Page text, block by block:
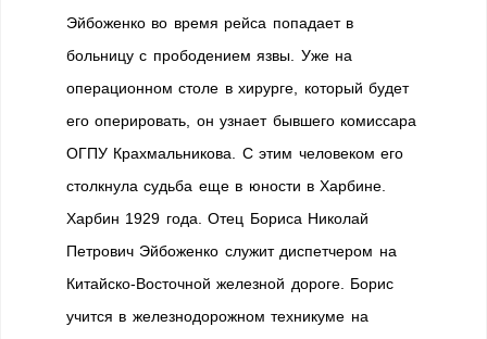
Эйбоженко во время рейса попадает в
больницу с прободением язвы. Уже на
операционном столе в хирурге, который будет
его оперировать, он узнает бывшего комиссара
ОГПУ Крахмальникова. С этим человеком его
столкнула судьба еще в юности в Харбине.
Харбин 1929 года. Отец Бориса Николай
Петрович Эйбоженко служит диспетчером на
Китайско-Восточной железной дороге. Борис
учится в железнодорожном техникуме на